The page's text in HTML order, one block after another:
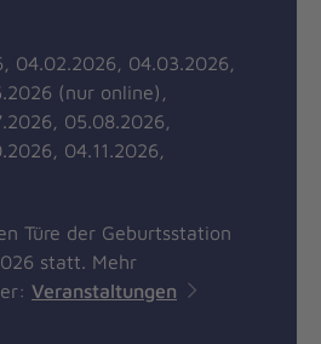
04.02.2026, 04.03.2026,
(nur online),
05.08.2026,
04.11.2026,
Türe der Geburtsstation
statt. Mehr
Veranstaltungen